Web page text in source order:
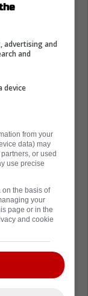
advertising and
and
device
from your
data) may
or used
use precise
on the basis of
your
page or in the
and cookie